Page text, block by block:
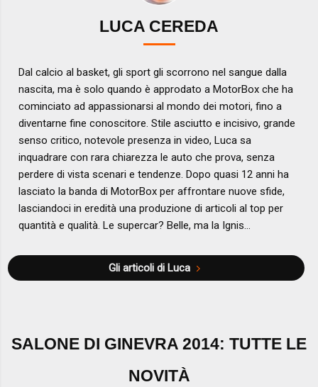
LUCA CEREDA
Dal calcio al basket, gli sport gli scorrono nel sangue dalla
nascita, ma è solo quando è approdato a MotorBox che ha
cominciato ad appassionarsi al mondo dei motori, fino a
diventarne fine conoscitore. Stile asciutto e incisivo, grande
senso critico, notevole presenza in video, Luca sa
inquadrare con rara chiarezza le auto che prova, senza
perdere di vista scenari e tendenze. Dopo quasi 12 anni ha
lasciato la banda di MotorBox per affrontare nuove sfide,
lasciandoci in eredità una produzione di articoli al top per
quantità e qualità. Le supercar? Belle, ma la Ignis...
Gli articoli di Luca
SALONE DI GINEVRA 2014: TUTTE LE
NOVITÀ